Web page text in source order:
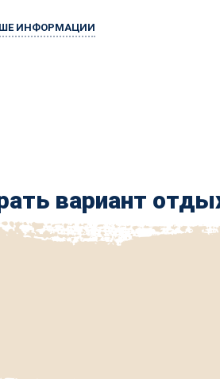
ИНФОРМАЦИИ
вариант